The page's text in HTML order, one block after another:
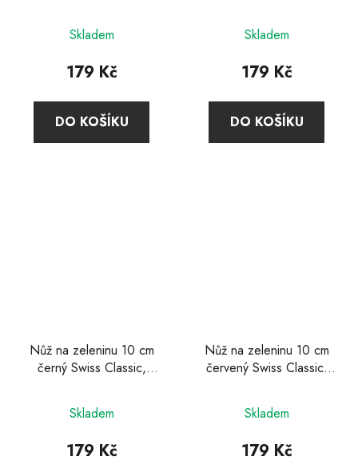
Skladem
179 Kč
DO KOŠÍKU
Skladem
179 Kč
DO KOŠÍKU
Nůž na zeleninu 10 cm
černý Swiss Classic,
Skladem
179 Kč
Nůž na zeleninu 10 cm
červený Swiss Classic,
Skladem
179 Kč